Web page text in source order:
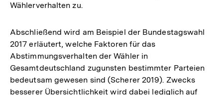
Wählerverhalten zu.
Abschließend wird am Beispiel der Bundestagswahl
2017 erläutert, welche Faktoren für das
Abstimmungsverhalten der Wähler in
Gesamtdeutschland zugunsten bestimmter Parteien
bedeutsam gewesen sind (Scherer 2019). Zwecks
besserer Übersichtlichkeit wird dabei lediglich auf